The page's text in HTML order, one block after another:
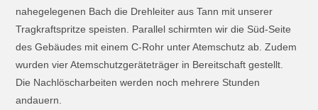
nahegelegenen Bach die Drehleiter aus Tann mit unserer
Tragkraftspritze speisten. Parallel schirmten wir die Süd-Seite
des Gebäudes mit einem C-Rohr unter Atemschutz ab. Zudem
wurden vier Atemschutzgeräteträger in Bereitschaft gestellt.
Die Nachlöscharbeiten werden noch mehrere Stunden
andauern.